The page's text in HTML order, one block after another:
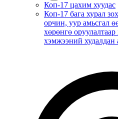
Коп-17 цахим хуудас
Коп-17 бага хурал
орчин, уур амьсгал
хөрөнгө
хэмжээний худалдан